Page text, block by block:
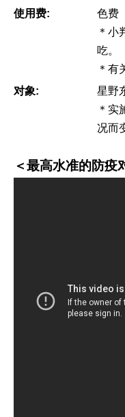
使用费:
色费
＊小
吃。
＊有
对象:
星野
＊实
况而
＜最高水准的防疫